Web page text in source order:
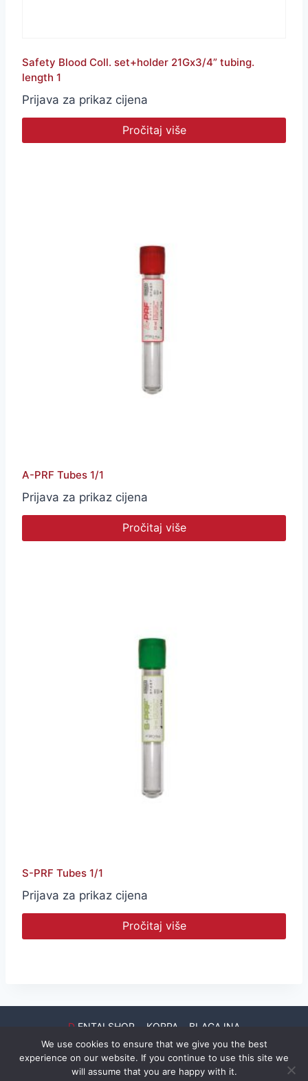
Safety Blood Coll. set+holder 21Gx3/4” tubing.
length 1
Prijava za prikaz cijena
Pročitaj više
A-PRF Tubes 1/1
Prijava za prikaz cijena
Pročitaj više
S-PRF Tubes 1/1
Prijava za prikaz cijena
Pročitaj više
D ENTALSHOP KORPA BLAGAJNA
© S.D. Informatika d.o.o. | izrada:Dil-93 d.o.o.
We use cookies to ensure that we give you the best
experience on our website. If you continue to use this site we
will assume that you are happy with it.